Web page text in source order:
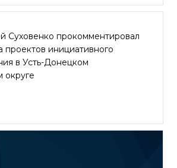
Суховенко прокомментировал
проектов инициативного
в Усть-Донецком
округе